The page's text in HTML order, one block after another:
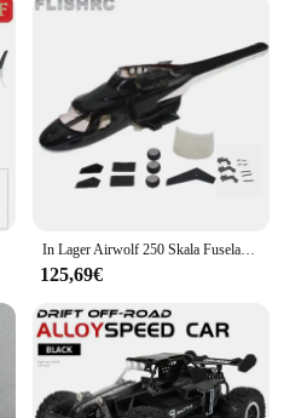
In Lager Airwolf 250 Skala Fuselages Simulation Hubschrauber für T-REX 250 OMPHOBBY M2
125,69€